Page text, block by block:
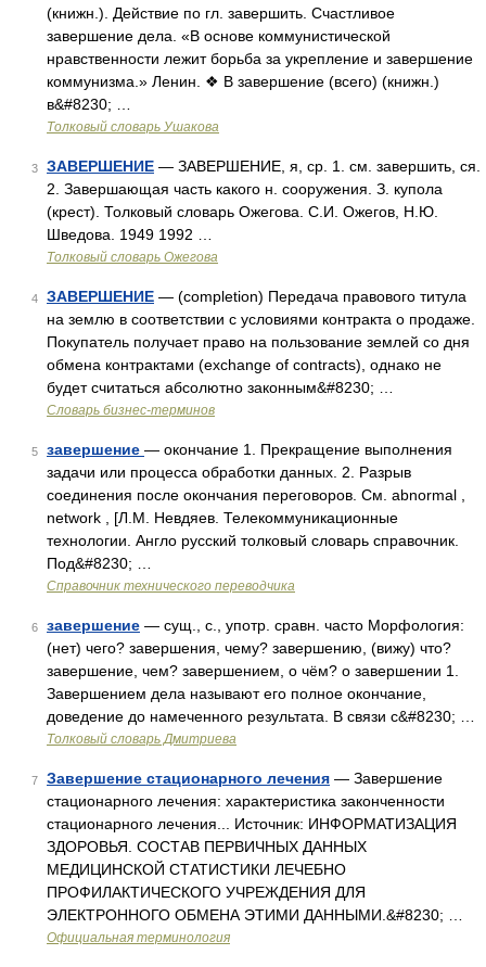
(книжн.). Действие по гл. завершить. Счастливое
завершение дела. «В основе коммунистической
нравственности лежит борьба за укрепление и завершение
коммунизма.» Ленин. ❖ В завершение (всего) (книжн.)
в&#8230; …
Толковый словарь Ушакова
3 ЗАВЕРШЕНИЕ — ЗАВЕРШЕНИЕ, я, ср. 1. см. завершить, ся.
2. Завершающая часть какого н. сооружения. З. купола
(крест). Толковый словарь Ожегова. С.И. Ожегов, Н.Ю.
Шведова. 1949 1992 …
Толковый словарь Ожегова
4 ЗАВЕРШЕНИЕ — (completion) Передача правового титула
на землю в соответствии с условиями контракта о продаже.
Покупатель получает право на пользование землей со дня
обмена контрактами (exchange of contracts), однако не
будет считаться абсолютно законным&#8230; …
Словарь бизнес-терминов
5 завершение — окончание 1. Прекращение выполнения
задачи или процесса обработки данных. 2. Разрыв
соединения после окончания переговоров. См. abnormal ,
network , [Л.М. Невдяев. Телекоммуникационные
технологии. Англо русский толковый словарь справочник.
Под&#8230; …
Справочник технического переводчика
6 завершение — сущ., с., употр. сравн. часто Морфология:
(нет) чего? завершения, чему? завершению, (вижу) что?
завершение, чем? завершением, о чём? о завершении 1.
Завершением дела называют его полное окончание,
доведение до намеченного результата. В связи с&#8230; …
Толковый словарь Дмитриева
7 Завершение стационарного лечения — Завершение
стационарного лечения: характеристика законченности
стационарного лечения... Источник: ИНФОРМАТИЗАЦИЯ
ЗДОРОВЬЯ. СОСТАВ ПЕРВИЧНЫХ ДАННЫХ
МЕДИЦИНСКОЙ СТАТИСТИКИ ЛЕЧЕБНО
ПРОФИЛАКТИЧЕСКОГО УЧРЕЖДЕНИЯ ДЛЯ
ЭЛЕКТРОННОГО ОБМЕНА ЭТИМИ ДАННЫМИ.&#8230; …
Официальная терминология